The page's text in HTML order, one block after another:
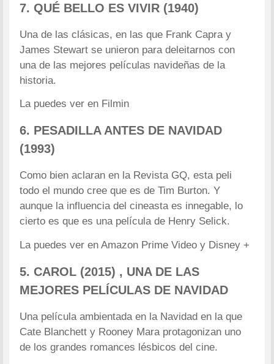
7. QUÉ BELLO ES VIVIR (1940)
Una de las clásicas, en las que Frank Capra y
James Stewart se unieron para deleitarnos con
una de las mejores películas navideñas de la
historia.
La puedes ver en Filmin
6. PESADILLA ANTES DE NAVIDAD
(1993)
Como bien aclaran en la Revista GQ, esta peli
todo el mundo cree que es de Tim Burton. Y
aunque la influencia del cineasta es innegable, lo
cierto es que es una película de Henry Selick.
La puedes ver en Amazon Prime Video y Disney +
5. CAROL (2015) , UNA DE LAS
MEJORES PELÍCULAS DE NAVIDAD
Una película ambientada en la Navidad en la que
Cate Blanchett y Rooney Mara protagonizan uno
de los grandes romances lésbicos del cine.